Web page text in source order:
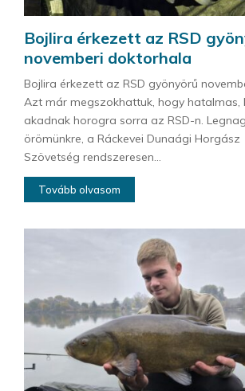
Bojlira érkezett az RSD
novemberi doktorhala
Bojlira érkezett az RSD gyönyörű
Azt már megszokhattuk, hogy hatalmas,
akadnak horogra sorra az RSD-n.
örömünkre, a Ráckevei Dunaági Horgász
Szövetség rendszeresen...
Tovább olvasom